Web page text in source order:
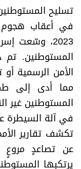
تسليح
2023، وسّعت
المستوطنين.
الأمن الرسمية
مما أدى إلى
المستوطنين غير
في آلة السيطرة
تكشف تقارير
عن تصاعدٍ مروعٍ